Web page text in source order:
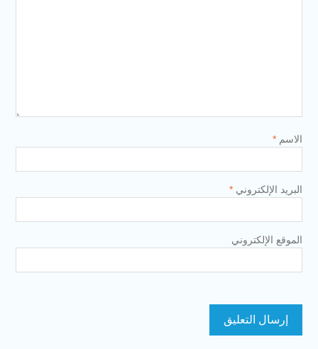
الاسم *
البريد الإلكتروني *
الموقع الإلكتروني